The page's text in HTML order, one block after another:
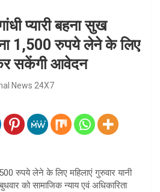
प्यारी बहना सुख
1,500 रुपये लेने के लिए
सकेंगी आवेदन
News 24X7
रुपये लेने के लिए महिलाएं गुरुवार यानी
को सामाजिक न्याय एवं अधिकारिता